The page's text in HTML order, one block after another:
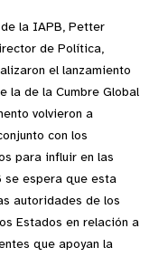
la IAPB, Petter
de Política,
el lanzamiento
la de la Cumbre Global
volvieron a
con los
para influir en las
se espera que esta
autoridades de los
Estados en relación a
que apoyan la